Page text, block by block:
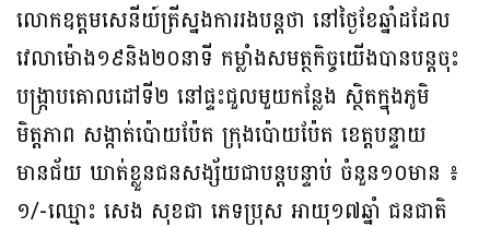
លោកឧត្តមសេនីយ៍ត្រី​ស្នងការរងបន្តថា ‎នៅថ្ងៃខែឆ្នាំដដែល
វេលាម៉ោង១៩និង២០នាទី កម្លាំងសមត្ថកិច្ចយើងបានបន្តចុះ
បង្ក្រាបគោលដៅទី២ នៅផ្ទះជួលមួយកន្លែង ស្ថិតក្នុងភូមិ
មិត្តភាព សង្កាត់ប៉ោយប៉ែត ក្រុងប៉ោយប៉ែត ខេត្តបន្ទាយ
មានជ័យ ឃាត់ខ្លួនជនសង្ស័យជាបន្តបន្ទាប់ ចំនួន១០មាន ៖
១/-ឈ្មោះ សេង សុខជា ភេទប្រុស អាយុ១៧ឆ្នាំ ជនជាតិ